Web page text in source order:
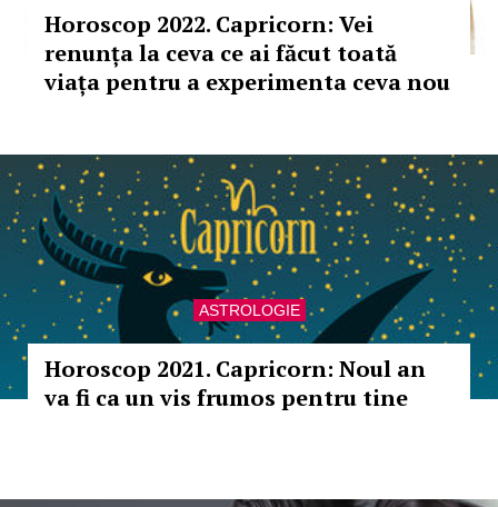
Horoscop 2022. Capricorn: Vei
renunța la ceva ce ai făcut toată
viața pentru a experimenta ceva nou
ASTROLOGIE
Horoscop 2021. Capricorn: Noul an
va fi ca un vis frumos pentru tine